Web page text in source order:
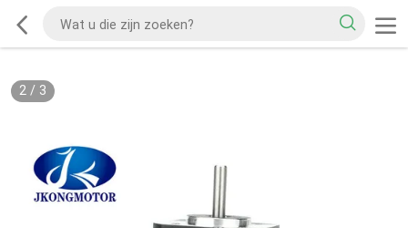
2/ 3